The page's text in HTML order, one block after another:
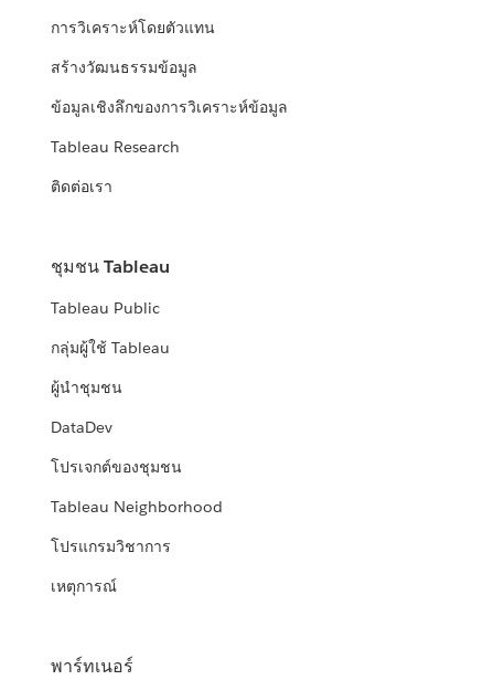
การวิเคราะห์โดยตัวแทน
สร้างวัฒนธรรมข้อมูล
ข้อมูลเชิงลึกของการวิเคราะห์ข้อมูล
Tableau Research
ติดต่อเรา
ชุมชน Tableau
Tableau Public
กลุ่มผู้ใช้ Tableau
ผู้นำชุมชน
DataDev
โปรเจกต์ของชุมชน
Tableau Neighborhood
โปรแกรมวิชาการ
เหตุการณ์
พาร์ทเนอร์